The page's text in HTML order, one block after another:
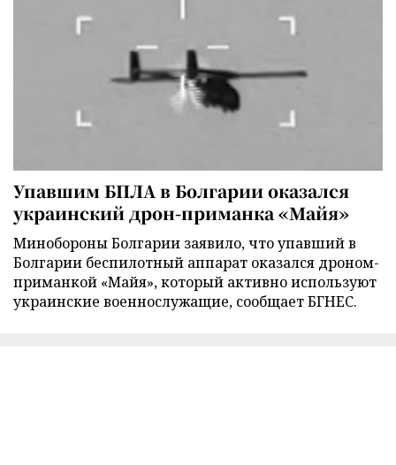
Упавшим БПЛА в Болгарии оказался
украинский дрон-приманка «Майя»
Минобороны Болгарии заявило, что упавший в
Болгарии беспилотный аппарат оказался дроном-
приманкой «Майя», который активно используют
украинские военнослужащие, сообщает БГНЕС.